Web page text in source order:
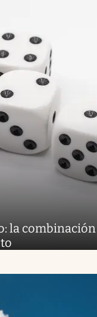
la combinación